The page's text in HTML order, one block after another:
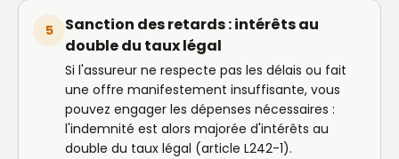
5
Sanction des retards : intérêts au
double du taux légal
Si l'assureur ne respecte pas les délais ou fait
une offre manifestement insuffisante, vous
pouvez engager les dépenses nécessaires :
l'indemnité est alors majorée d'intérêts au
double du taux légal (article L242-1).